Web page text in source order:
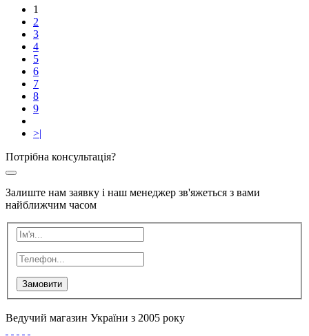
1
2
3
4
5
6
7
8
9
>|
Потрібна консультація?
Залиште нам заявку і наш менеджер зв'яжеться з вами
найближчим часом
Замовити
Ведучий магазин України з 2005 року